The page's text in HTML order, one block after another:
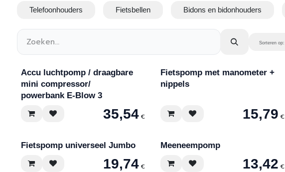
Telefoonhouders Fietsbellen Bidons en bidonhouders
Sorteren op:
Accu luchtpomp / draagbare
mini compressor/
powerbank E-Blow 3
35,54 €
Fietspomp met manometer +
nippels
15,79 €
Fietspomp universeel Jumbo
19,74 €
Meeneempomp
13,42 €